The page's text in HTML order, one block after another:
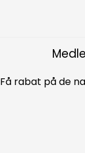
Få rabat på de